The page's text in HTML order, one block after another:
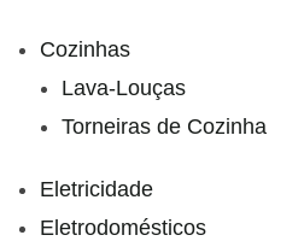
Cozinhas
Lava-Louças
Torneiras de Cozinha
Eletricidade
Eletrodomésticos